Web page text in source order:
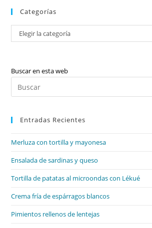
Categorías
Categorías
Elegir la categoría
Buscar en esta web
Entradas Recientes
Merluza con tortilla y mayonesa
Ensalada de sardinas y queso
Tortilla de patatas al microondas con Lékué
Crema fría de espárragos blancos
Pimientos rellenos de lentejas